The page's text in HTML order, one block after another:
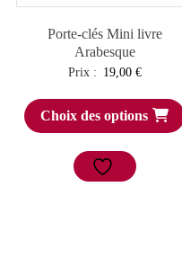
Porte-clés Mini livre
Arabesque
Prix : 19,00 €
Choix des options